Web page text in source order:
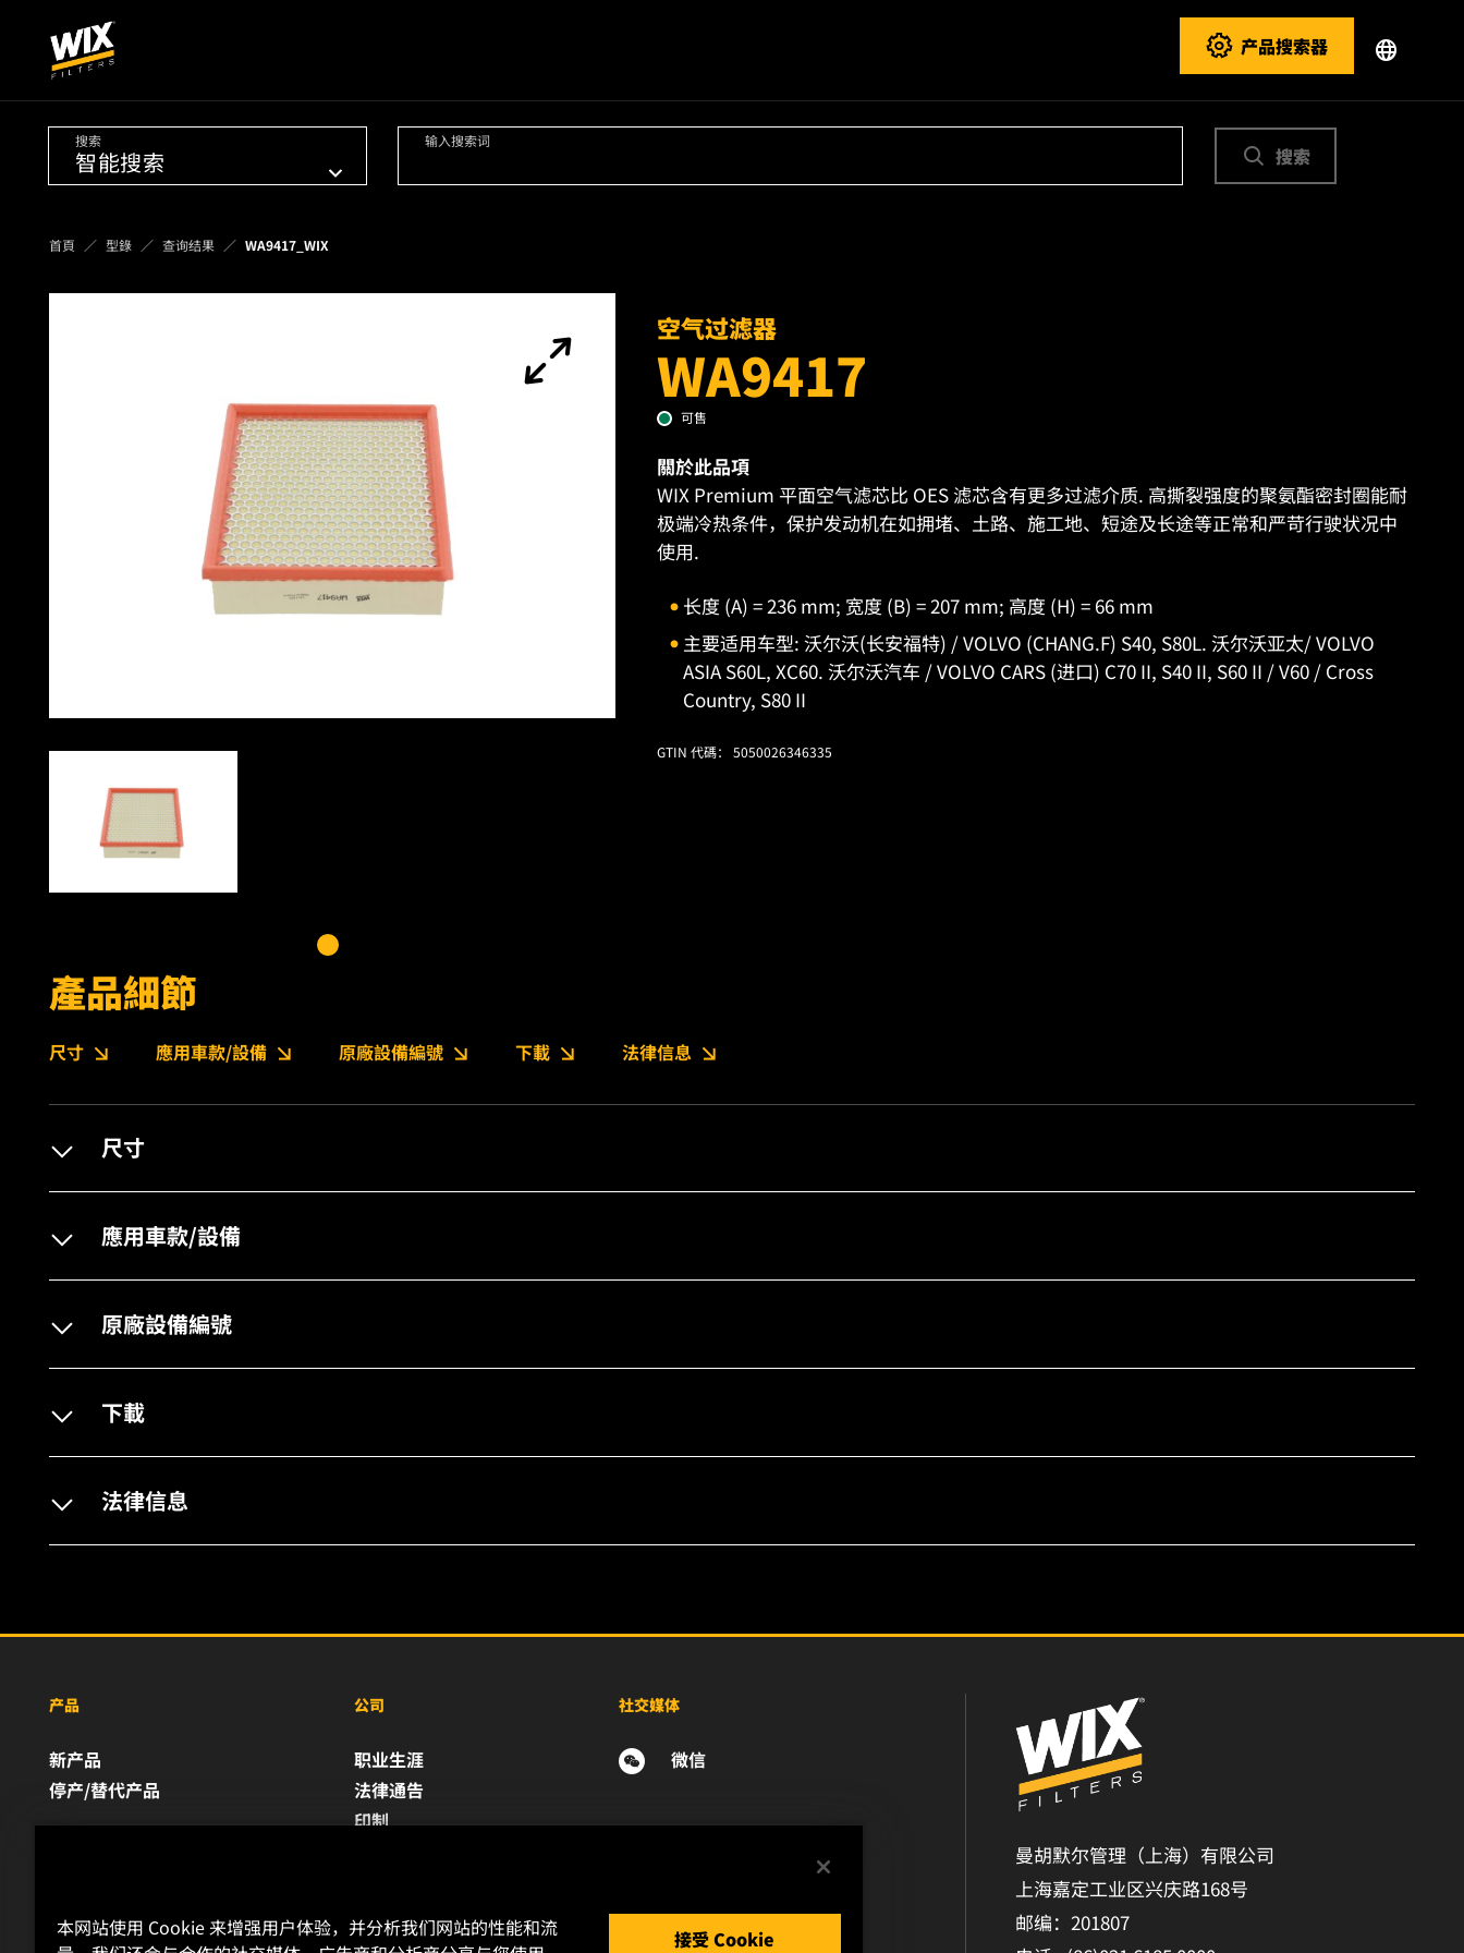
产品搜索器
搜索 输入搜索词
搜索
首頁 型錄 查询结果 WA9417_WIX
空气过滤器
WA9417
可售
關於此品項
WIX Premium 平面空气滤芯比 OES 滤芯含有更多过滤介质. 高撕裂强度的聚氨酯密封圈能耐
极端冷热条件，保护发动机在如拥堵、土路、施工地、短途及长途等正常和严苛行驶状况中
使用.
长度 (A) = 236 mm; 宽度 (B) = 207 mm; 高度 (H) = 66 mm
主要适用车型: 沃尔沃(长安福特) / VOLVO (CHANG.F) S40, S80L. 沃尔沃亚太/ VOLVO
ASIA S60L, XC60. 沃尔沃汽车 / VOLVO CARS (进口) C70 II, S40 II, S60 II / V60 / Cross
Country, S80 II
GTIN 代碼： 5050026346335
產品細節
尺寸 應用車款/設備 原廠設備編號 下載 法律信息
尺寸
應用車款/設備
原廠設備編號
下載
法律信息
产品
新产品
停产/替代产品
公司
职业生涯
法律通告
印制
社交媒体
微信
曼胡默尔管理（上海）有限公司
上海嘉定工业区兴庆路168号
邮编：201807
本网站使用 Cookie 来增强用户体验，并分析我们网站的性能和流
接受 Cookie